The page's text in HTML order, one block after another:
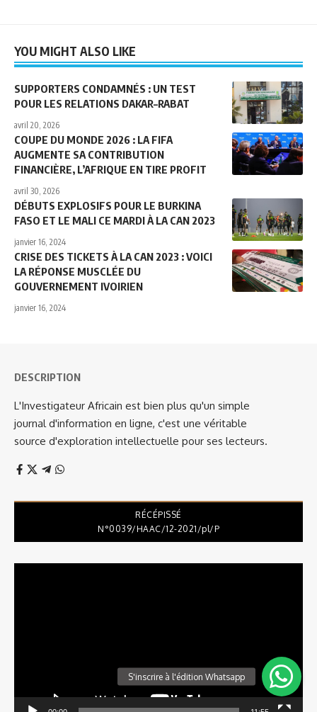
YOU MIGHT ALSO LIKE
SUPPORTERS CONDAMNÉS : UN TEST
POUR LES RELATIONS DAKAR–RABAT
avril 20, 2026
CRISE DES TICKETS À LA CAN 2023 : VOICI
LA RÉPONSE MUSCLÉE DU
GOUVERNEMENT IVOIRIEN